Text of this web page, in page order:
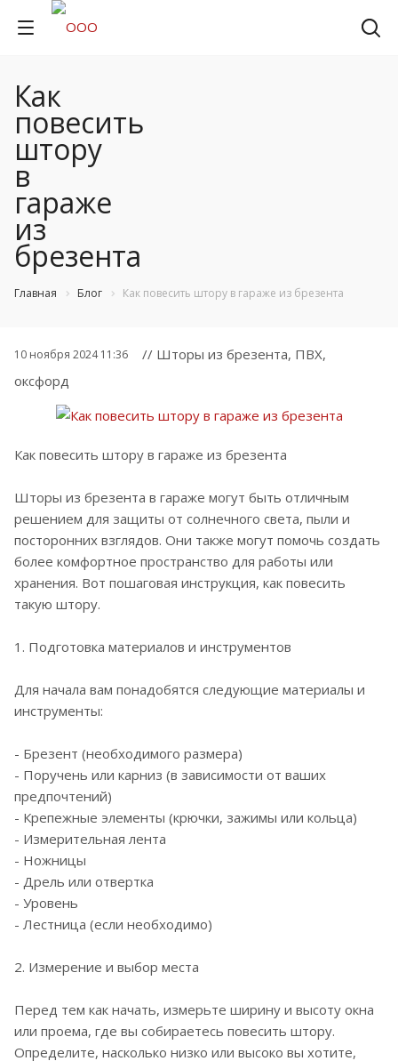
Как
повесить
штору
в
гараже
из
брезента
Главная Блог Как повесить штору в гараже из брезента
10 ноября 2024 11:36
// Шторы из брезента, ПВХ,
оксфорд
Как повесить штору в гараже из брезента
Шторы из брезента в гараже могут быть отличным
решением для защиты от солнечного света, пыли и
посторонних взглядов. Они также могут помочь создать
более комфортное пространство для работы или
хранения. Вот пошаговая инструкция, как повесить
такую штору.
1. Подготовка материалов и инструментов
Для начала вам понадобятся следующие материалы и
инструменты:
- Брезент (необходимого размера)
- Поручень или карниз (в зависимости от ваших
предпочтений)
- Крепежные элементы (крючки, зажимы или кольца)
- Измерительная лента
- Ножницы
- Дрель или отвертка
- Уровень
- Лестница (если необходимо)
2. Измерение и выбор места
Перед тем как начать, измерьте ширину и высоту окна
или проема, где вы собираетесь повесить штору.
Определите, насколько низко или высоко вы хотите,